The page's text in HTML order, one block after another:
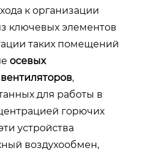
к организации
ключевых элементов
таких помещений
осевых
,
для работы в
горючих
устройства
воздухообмен,